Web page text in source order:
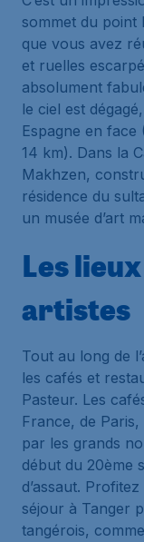
sommet du point
que vous avez
et ruelles
absolument
le ciel est
Espagne en face
14 km). Dans la
Makhzen,
résidence du
un musée d’art
Les
artistes
Tout au long de
les cafés et
Pasteur. Les
France, de
par les grands
début du 20ème
d’assaut.
séjour à Tanger
tangérois,